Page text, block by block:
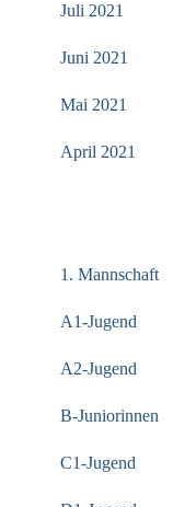
Juli 2021
Juni 2021
Mai 2021
April 2021
1. Mannschaft
A1-Jugend
A2-Jugend
B-Juniorinnen
C1-Jugend